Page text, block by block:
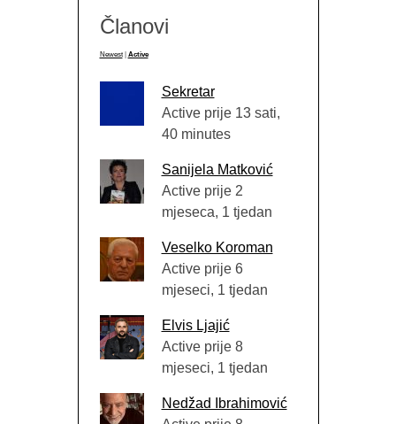
Članovi
Newest Active
Sekretar
Active prije 13 sati,
40 minutes
Sanijela Matković
Active prije 2
mjeseca, 1 tjedan
Veselko Koroman
Active prije 6
mjeseci, 1 tjedan
Elvis Ljajić
Active prije 8
mjeseci, 1 tjedan
Nedžad Ibrahimović